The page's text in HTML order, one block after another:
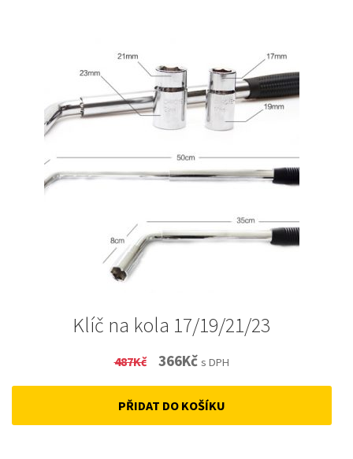
Klíč na kola 17/19/21/23
487Kč
Original
price
was:
366KčCurrent
price
is:
s DPH
PŘIDAT DO KOŠÍKU